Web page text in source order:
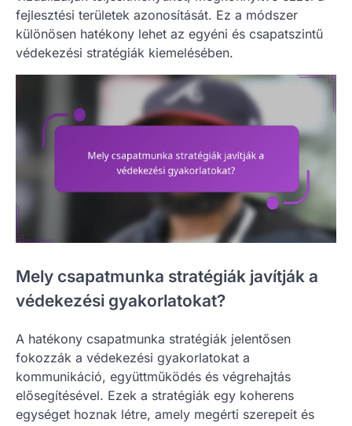
fejlesztési területek azonosítását. Ez a módszer
különösen hatékony lehet az egyéni és csapatszintű
védekezési stratégiák kiemelésében.
Mely csapatmunka stratégiák javítják a
védekezési gyakorlatokat?
A hatékony csapatmunka stratégiák jelentősen
fokozzák a védekezési gyakorlatokat a
kommunikáció, együttműködés és végrehajtás
elősegítésével. Ezek a stratégiák egy koherens
egységet hoznak létre, amely megérti szerepeit és